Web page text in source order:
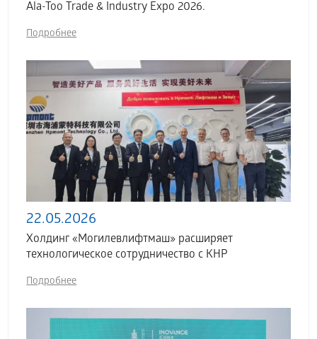
Ala-Too Trade & Industry Expo 2026.
Подробнее
22.05.2026
Холдинг «Могилевлифтмаш» расширяет
технологическое сотрудничество с КНР
Подробнее